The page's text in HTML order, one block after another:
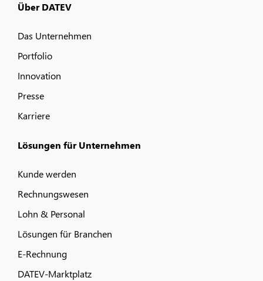
Über DATEV
Das Unternehmen
Portfolio
Innovation
Presse
Karriere
Lösungen für Unternehmen
Kunde werden
Rechnungswesen
Lohn & Personal
Lösungen für Branchen
E-Rechnung
DATEV-Marktplatz